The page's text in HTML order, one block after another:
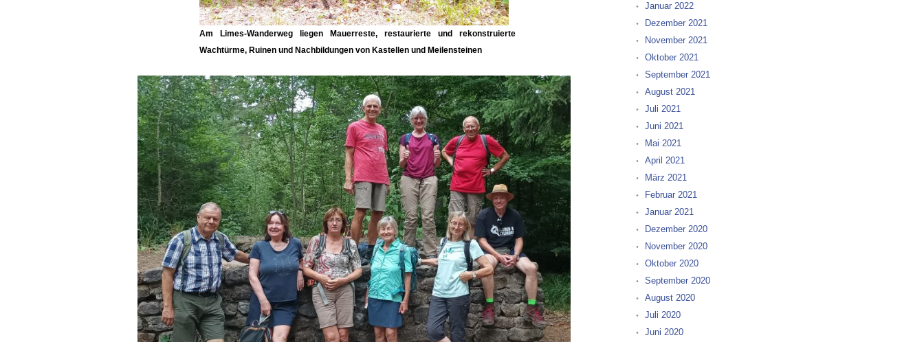
Am Limes-Wanderwegliegen Mauerreste, restaurierte und rekonstruierte
Wachtürme, Ruinen und Nachbildungen von Kastellen und Meilensteinen
Januar 2022
Dezember 2021
November 2021
Oktober 2021
September 2021
August 2021
Juli 2021
Juni 2021
Mai 2021
April 2021
März 2021
Februar 2021
Januar 2021
Dezember 2020
November 2020
Oktober 2020
September 2020
August 2020
Juli 2020
Juni 2020